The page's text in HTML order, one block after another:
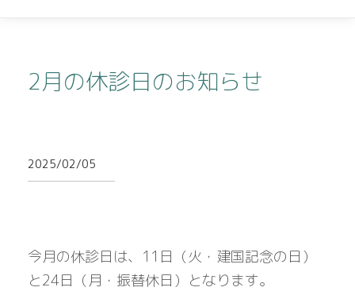
2月の休診日のお知らせ
2025/02/05
今月の休診日は、11日（火・建国記念の日）
と24日（月・振替休日）となります。